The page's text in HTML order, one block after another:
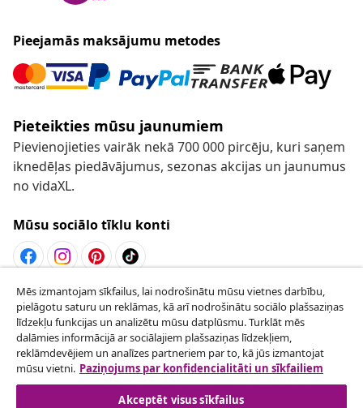
Pieejamās maksājumu metodes
Pieteikties mūsu jaunumiem
Pievienojieties vairāk nekā 700 000 pircēju, kuri saņem
iknedēļas piedāvājumus, sezonas akcijas un jaunumus
no vidaXL.
Mūsu sociālo tīklu konti
Atteikties no līguma
Iesniegt pieprasījumu par atteikšanos no
pasūtījuma.
Atteikties no līguma
Mēs izmantojam sīkfailus, lai nodrošinātu mūsu vietnes darbību,
pielāgotu saturu un reklāmas, kā arī nodrošinātu sociālo plašsaziņas
līdzekļu funkcijas un analizētu mūsu datplūsmu. Turklāt mēs
dalāmies informācijā ar sociālajiem plašsaziņas līdzekļiem,
reklāmdevējiem un analīzes partneriem par to, kā jūs izmantojat
mūsu vietni. Paziņojums par konfidencialitāti un sīkfailiem
Akceptēt visus sīkfailus